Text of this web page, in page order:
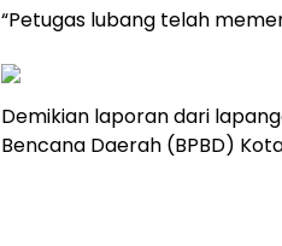
“Petugas lubang telah
Demikian laporan dari
Bencana Daerah (BPBD)